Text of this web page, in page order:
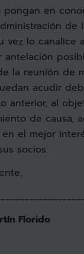
pongan en
de
vez lo canalice
antelación
la reunión de
acudir
anterior, al
de causa,
el mejor
socios.
Florido